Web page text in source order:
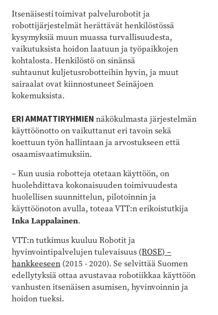
Itsenäisestitoimivat palvelurobotit ja
robottijärjestelmät herättävät henkilöstössä
kysymyksiä muun muassa turvallisuudesta,
vaikutuksista hoidon laatuun ja työpaikkojen
kohtalosta. Henkilöstö on sinänsä
suhtaunut kuljetusrobotteihin hyvin, ja muut
sairaalat ovat kiinnostuneet Seinäjoen
kokemuksista.
ERI AMMATTIRYHMIEN näkökulmasta järjestelmän
käyttöönotto on vaikuttanut eri tavoin sekä
koettuun työn hallintaan ja arvostukseen että
osaamisvaatimuksiin.
– Kun uusia robotteja otetaan käyttöön, on
huolehdittava kokonaisuuden toimivuudesta
huolellisen suunnittelun, pilotoinnin ja
käyttöönoton avulla, toteaa VTT:n erikoistutkija
Inka Lappalainen.
VTT:n tutkimus kuuluu Robotit ja
hyvinvointipalvelujen tulevaisuus (ROSE) –
hankkeeseen (2015 - 2020). Se selvittää Suomen
edellytyksiä ottaa avustavaa robotiikkaa käyttöön
vanhusten itsenäisen asumisen, hyvinvoinnin ja
hoidon tueksi.